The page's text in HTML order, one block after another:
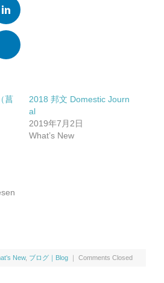
究｜Social Epidemiology
査・研究｜Ongoing Research
論文｜Publications
菖
2018 邦文 Domestic Journ
al
2019年7月2日
What’s New
New, ブログ｜Blog ｜ Comments Closed